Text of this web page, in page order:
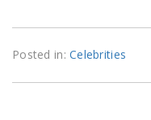
Posted in:Celebrities